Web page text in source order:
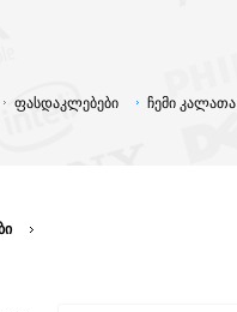
ჩემი კალათა
ფასდაკლებები